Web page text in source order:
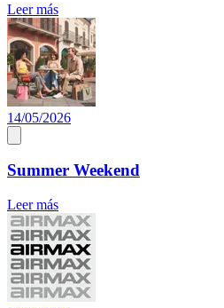
Leer más
14/05/2026
Summer Weekend
Leer más